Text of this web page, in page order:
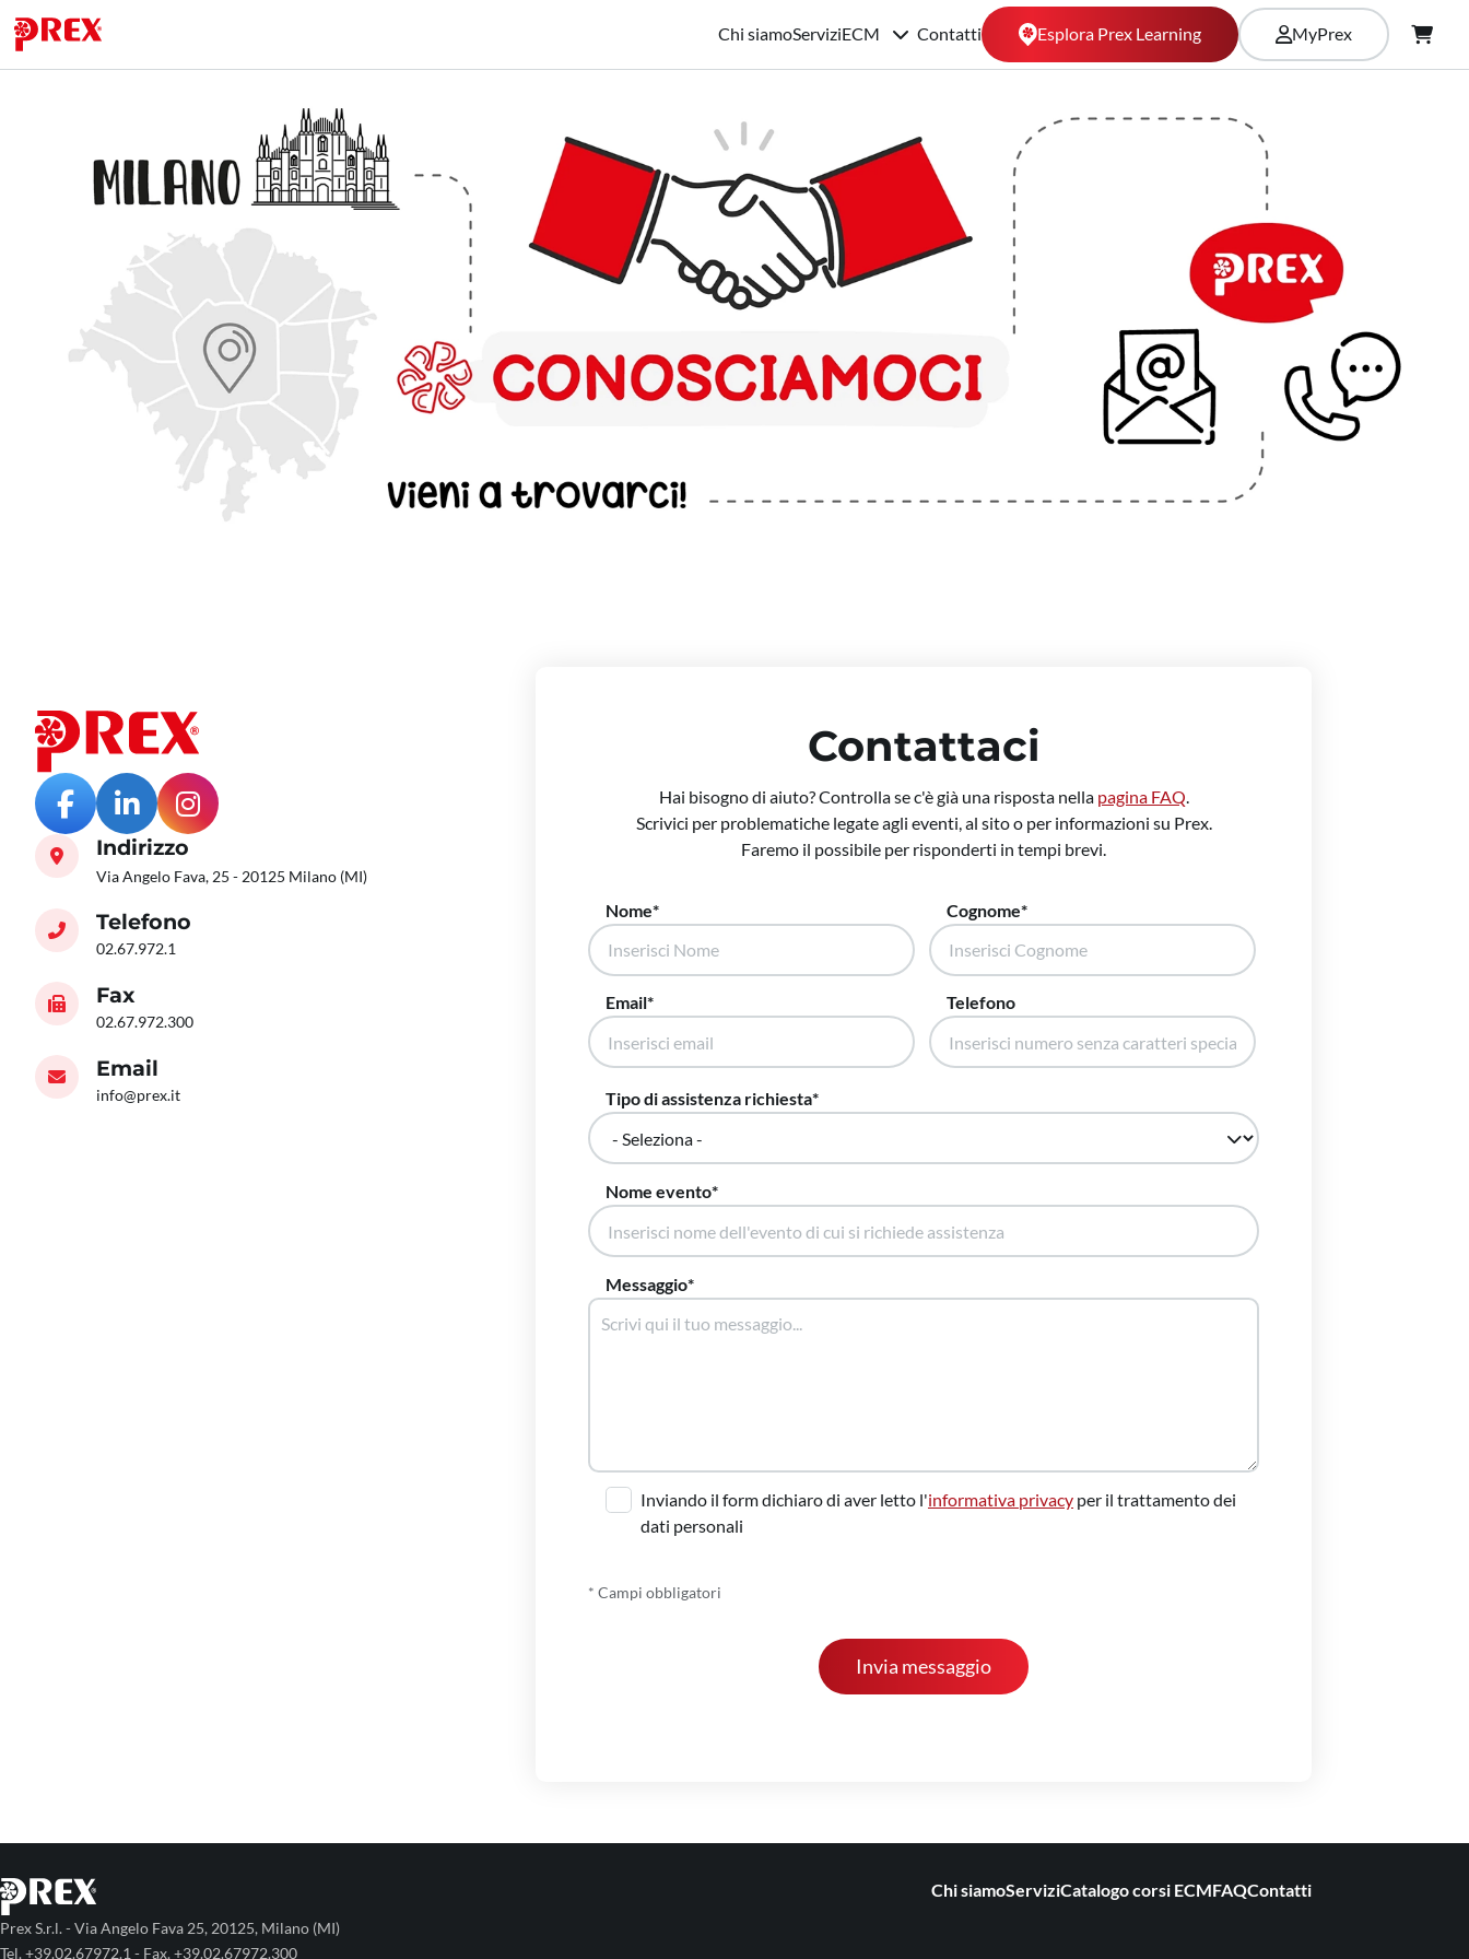
Chi siamoServiziECM Contatti Esplora Prex Learning MyPrex
Indirizzo
Via Angelo Fava, 25 - 20125 Milano (MI)
Telefono
02.67.972.1
Fax
02.67.972.300
Email
info@prex.it
Contattaci
Hai bisogno di aiuto? Controlla se c'è già una risposta nella pagina FAQ
Scrivici per problematiche legate agli eventi, al sito o per informazioni su Prex.
Faremo il possibile per risponderti in tempi brevi.
Nome Cognome
Email Telefono
Tipo di assistenza richiesta
Nome evento
Messaggio
Inviando il form dichiaro di aver letto l'informativa privacy per il trattamento dei
dati personali
* Campi obbligatori
Prex S.r.l. - Via Angelo Fava 25, 20125, Milano (MI)
Tel. +39.02.67972.1 - Fax. +39.02.67972.300
Chi siamoServiziCatalogo corsi ECMFAQContatti